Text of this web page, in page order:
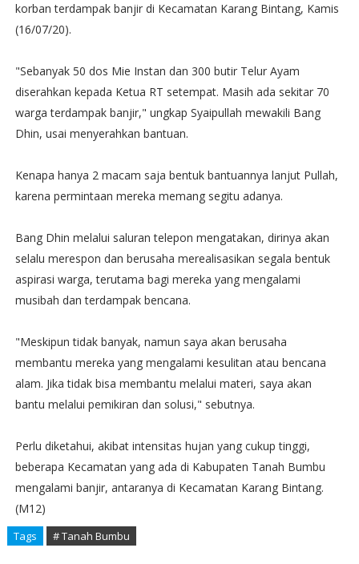
korban terdampak banjir di Kecamatan Karang Bintang, Kamis
(16/07/20).
"Sebanyak 50 dos Mie Instan dan 300 butir Telur Ayam
diserahkan kepada Ketua RT setempat. Masih ada sekitar 70
warga terdampak banjir," ungkap Syaipullah mewakili Bang
Dhin, usai menyerahkan bantuan.
Kenapa hanya 2 macam saja bentuk bantuannya lanjut Pullah,
karena permintaan mereka memang segitu adanya.
Bang Dhin melalui saluran telepon mengatakan, dirinya akan
selalu merespon dan berusaha merealisasikan segala bentuk
aspirasi warga, terutama bagi mereka yang mengalami
musibah dan terdampak bencana.
"Meskipun tidak banyak, namun saya akan berusaha
membantu mereka yang mengalami kesulitan atau bencana
alam. Jika tidak bisa membantu melalui materi, saya akan
bantu melalui pemikiran dan solusi," sebutnya.
Perlu diketahui, akibat intensitas hujan yang cukup tinggi,
beberapa Kecamatan yang ada di Kabupaten Tanah Bumbu
mengalami banjir, antaranya di Kecamatan Karang Bintang.
(M12)
Tags # Tanah Bumbu